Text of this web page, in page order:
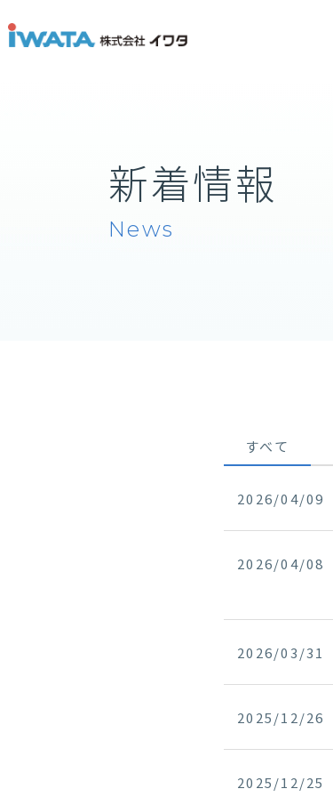
新着情報
News
すべて
2026/04/09
2026/04/08
2026/03/31
2025/12/26
2025/12/25